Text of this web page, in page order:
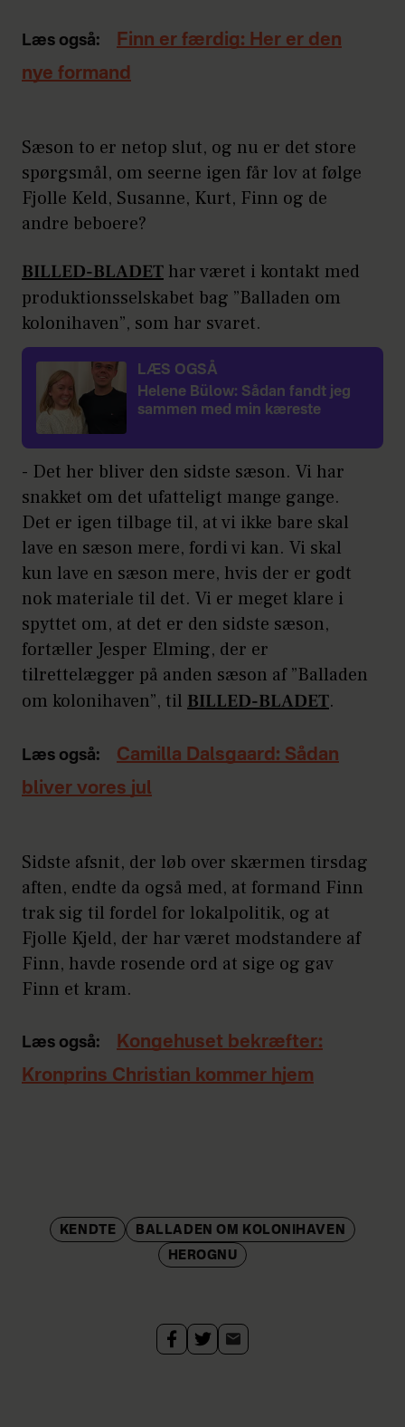
Læs også:
Finn er færdig: Her er den
nye formand
Sæson to er netop slut, og nu er det store
spørgsmål, om seerne igen får lov at følge
Fjolle Keld, Susanne, Kurt, Finn og de
andre beboere?
BILLED-BLADET har været i kontakt med
produktionsselskabet bag ”Balladen om
kolonihaven”, som har svaret.
LÆS OGSÅ
Helene Bülow: Sådan fandt jeg
sammen med min kæreste
- Det her bliver den sidste sæson. Vi har
snakket om det ufatteligt mange gange.
Det er igen tilbage til, at vi ikke bare skal
lave en sæson mere, fordi vi kan. Vi skal
kun lave en sæson mere, hvis der er godt
nok materiale til det. Vi er meget klare i
spyttet om, at det er den sidste sæson,
fortæller Jesper Elming, der er
tilrettelægger på anden sæson af ”Balladen
om kolonihaven”, til BILLED-BLADET.
Læs også:
Camilla Dalsgaard: Sådan
bliver vores jul
Sidste afsnit, der løb over skærmen tirsdag
aften, endte da også med, at formand Finn
trak sig til fordel for lokalpolitik, og at
Fjolle Kjeld, der har været modstandere af
Finn, havde rosende ord at sige og gav
Finn et kram.
Læs også:
Kongehuset bekræfter:
Kronprins Christian kommer hjem
KENDTE
BALLADEN OM KOLONIHAVEN
HEROGNU